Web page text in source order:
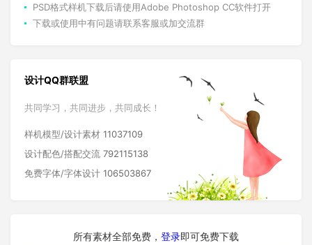
PSD格式样机下载后请使用Adobe Photoshop CC软件打开
下载或使用中有问题请联系客服或加交流群
设计QQ群联盟
共同学习，共同进步，共同成长！
样机模型/设计素材 11037109
设计配色/搭配交流 792115138
免费字体/字体设计 106503867
所有素材全部免费， 登录即可免费下载